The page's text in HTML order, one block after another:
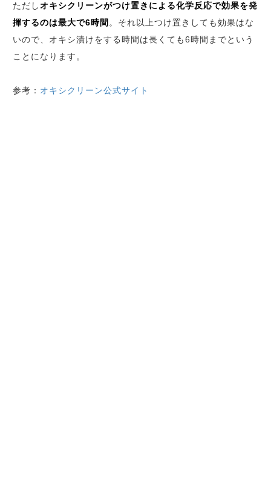
ただしオキシクリーンがつけ置きによる化学反応で効果を発
揮するのは最大で6時間 。それ以上つけ置きしても効果はな
いので、オキシ漬けをする時間は長くても6時間までという
ことになります。
参考： オキシクリーン公式サイト